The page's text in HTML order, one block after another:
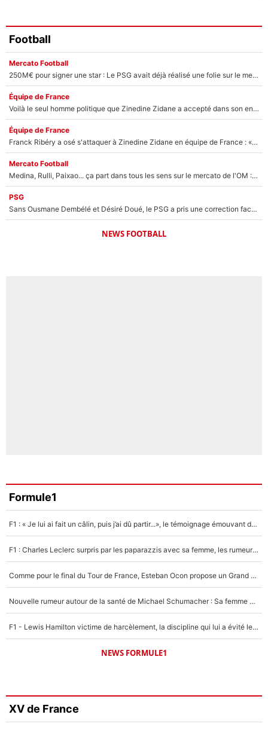
Football
Mercato Football
250M€ pour signer une star : Le PSG avait déjà réalisé une folie sur le mercato bien avant Neymar !
Équipe de France
Voilà le seul homme politique que Zinedine Zidane a accepté dans son entourage : «Je garde un très bon souvenir de lui»
Équipe de France
Franck Ribéry a osé s'attaquer à Zinedine Zidane en équipe de France : «Je n'aurais jamais fait ça»
Mercato Football
Medina, Rulli, Paixao... ça part dans tous les sens sur le mercato de l'OM : Frank McCourt va enfin récupérer l'argent qu'il attend ?
PSG
Sans Ousmane Dembélé et Désiré Doué, le PSG a pris une correction face à Majorque : Luis Enrique attend avec impatience des renforts !
NEWS FOOTBALL
Formule1
F1 : « Je lui ai fait un câlin, puis j’ai dû partir...», le témoignage émouvant de Max Verstappen sur sa fille
F1 : Charles Leclerc surpris par les paparazzis avec sa femme, les rumeurs étaient vraies !
Comme pour le final du Tour de France, Esteban Ocon propose un Grand Prix de Formule 1 à Paris : «Autour de l’Arc de Triomphe, ce serait génial» !
Nouvelle rumeur autour de la santé de Michael Schumacher : Sa femme Corinna sort du silence
F1 - Lewis Hamilton victime de harcèlement, la discipline qui lui a évité le pire : «J'aurais probablement mal tourné»
NEWS FORMULE1
XV de France